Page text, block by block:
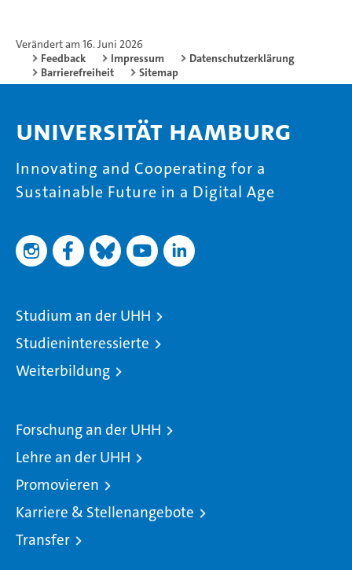
Verändert am 16. Juni 2026
Feedback
Impressum
Datenschutzerklärung
Barrierefreiheit
Sitemap
Universität Hamburg
Innovating and Cooperating for a
Sustainable Future in a Digital Age
Studium an der UHH
Studieninteressierte
Weiterbildung
Forschung an der UHH
Lehre an der UHH
Promovieren
Karriere & Stellenangebote
Transfer